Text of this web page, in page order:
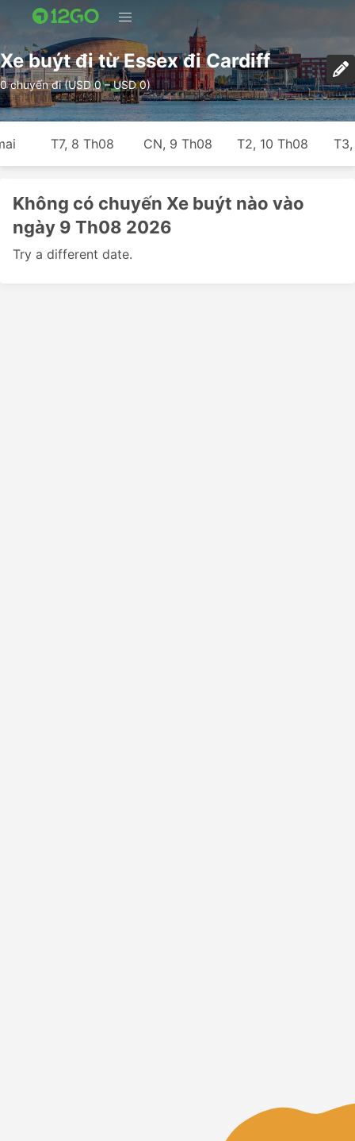
Xe buýt đi từ Essex đi Cardiff
0 chuyến đi (USD 0 – USD 0)
T7, 8 Th08 CN, 9 Th08 T2, 10 Th08 T3,
Không có chuyến Xe buýt nào vào
ngày 9 Th08 2026
Try a different date.